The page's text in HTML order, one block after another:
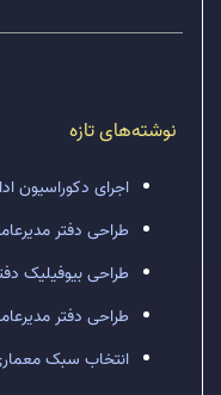
نوشته‌های تازه
اجرای دکوراسیون
طراحی دفتر
طراحی بیوفیلیک
طراحی دفتر
انتخاب سبک